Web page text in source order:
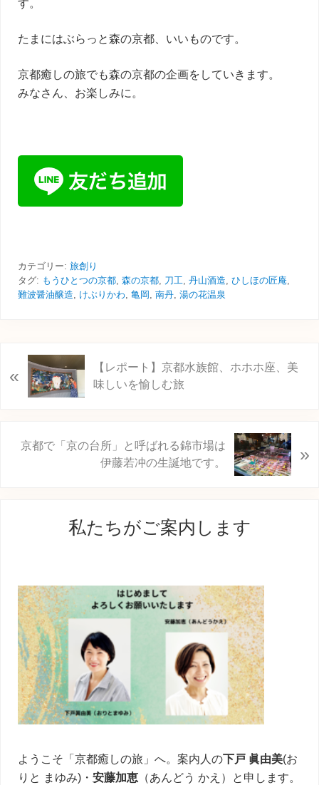
す。
たまにはぶらっと森の京都、いいものです。
京都癒しの旅でも森の京都の企画をしていきます。
みなさん、お楽しみに。
カテゴリー: 旅創り
タグ: もうひとつの京都, 森の京都, 刀工, 丹山酒造, ひしほの匠庵,
難波醤油醸造, けぶりかわ, 亀岡 , 南丹, 湯の花温泉
の
«
【レポート】京都水族館、ホホホ座、美
味しいを愉しむ旅
次京都で「京の台所」と呼ばれる錦市場は
伊藤若冲の生誕地です。
»
サ
イ
ド
バ
ー
私たちがご案内します
ようこそ「京都癒しの旅」へ。案内人の下戸 眞由美(お
りと まゆみ)・ 安藤加恵 （あんどう かえ）と申します。